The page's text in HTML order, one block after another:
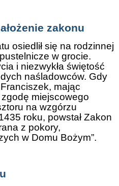
zakonu
osiedlił się na rodzinnej
w grocie.
i niezwykła świętość
naśladowców. Gdy
mając
miejscowego
na wzgórzu
roku, powstał Zakon
z pokory,
w Domu Bożym”.